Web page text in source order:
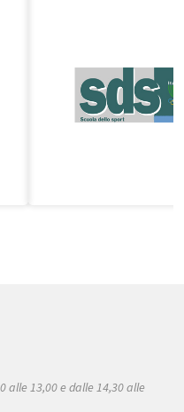
alle 13,00 e dalle 14,30 alle